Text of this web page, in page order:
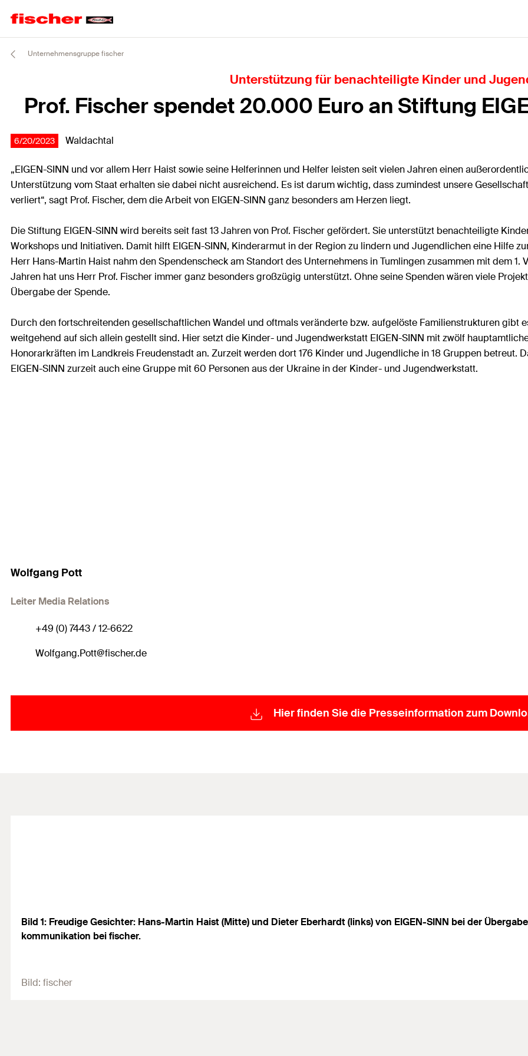
Unternehmensgruppe fischer
Unterstützung für benachteiligte Kinder und
Prof. Fischer spendet 20.000 Euro an Stiftung
6/20/2023 Waldachtal
„EIGEN-SINN und vor allem Herr Haist sowie seine Helferinnen und Helfer leisten seit vielen Jahren einen
Unterstützung vom Staat erhalten sie dabei nicht ausreichend. Es ist darum wichtig, dass zumindest unsere
verliert“, sagt Prof. Fischer, dem die Arbeit von EIGEN-SINN ganz besonders am Herzen liegt.
Die Stiftung EIGEN-SINN wird bereits seit fast 13 Jahren von Prof. Fischer gefördert. Sie unterstützt benachteiligte
Workshops und Initiativen. Damit hilft EIGEN-SINN, Kinderarmut in der Region zu lindern und Jugendlichen eine Hilfe
Herr Hans-Martin Haist nahm den Spendenscheck am Standort des Unternehmens in Tumlingen zusammen mit dem 1.
Jahren hat uns Herr Prof. Fischer immer ganz besonders großzügig unterstützt. Ohne seine Spenden wären viele
Übergabe der Spende.
Durch den fortschreitenden gesellschaftlichen Wandel und oftmals veränderte bzw. aufgelöste Familienstrukturen gibt
weitgehend auf sich allein gestellt sind. Hier setzt die Kinder- und Jugendwerkstatt EIGEN-SINN mit zwölf
Honorarkräften im Landkreis Freudenstadt an. Zurzeit werden dort 176 Kinder und Jugendliche in 18 Gruppen betreut.
EIGEN-SINN zurzeit auch eine Gruppe mit 60 Personen aus der Ukraine in der Kinder- und Jugendwerkstatt.
Wolfgang Pott
Leiter Media Relations
+49 (0) 7443 / 12-6622
Wolfgang.Pott@fischer.de
Hier finden Sie die Presseinformation zum
Bild 1: Freudige Gesichter: Hans-Martin Haist (Mitte) und Dieter Eberhardt (links) von EIGEN-SINN bei der
kommunikation bei fischer.
Bild: fischer